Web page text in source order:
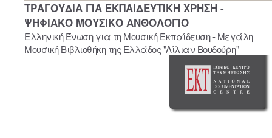
ΤΡΑΓΟΥΔΙΑ ΓΙΑ ΕΚΠΑΙΔΕΥΤΙΚΗ ΧΡΗΣΗ -
ΨΗΦΙΑΚΟ ΜΟΥΣΙΚΟ ΑΝΘΟΛΟΓΙΟ
Ελληνική Ένωση για τη Μουσική Εκπαίδευση - Μεγάλη
Μουσική Βιβλιοθήκη της Ελλάδος "Λίλιαν Βουδούρη"